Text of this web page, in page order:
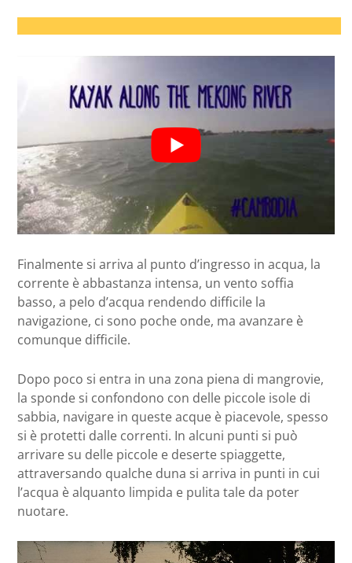
Finalmente si arriva al punto d’ingresso in acqua, la
corrente è abbastanza intensa, un vento soffia
basso, a pelo d’acqua rendendo difficile la
navigazione, ci sono poche onde, ma avanzare è
comunque difficile.
Dopo poco si entra in una zona piena di mangrovie,
la sponde si confondono con delle piccole isole di
sabbia, navigare in queste acque è piacevole, spesso
si è protetti dalle correnti. In alcuni punti si può
arrivare su delle piccole e deserte spiaggette,
attraversando qualche duna si arriva in punti in cui
l’acqua è alquanto limpida e pulita tale da poter
nuotare.